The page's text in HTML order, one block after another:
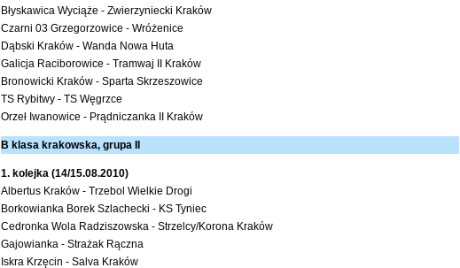
Błyskawica Wyciąże - Zwierzyniecki Kraków
Czarni 03 Grzegorzowice - Wróżenice
Dąbski Kraków - Wanda Nowa Huta
Galicja Raciborowice - Tramwaj II Kraków
Bronowicki Kraków - Sparta Skrzeszowice
TS Rybitwy - TS Węgrzce
Orzeł Iwanowice - Prądniczanka II Kraków
B klasa krakowska, grupa II
1. kolejka (14/15.08.2010)
Albertus Kraków - Trzebol Wielkie Drogi
Borkowianka Borek Szlachecki - KS Tyniec
Cedronka Wola Radziszowska - Strzelcy/Korona Kraków
Gajowianka - Strażak Rączna
Iskra Krzęcin - Salva Kraków